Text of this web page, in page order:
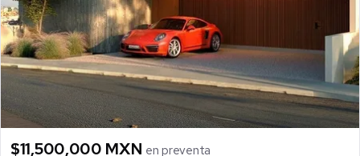
$11,500,000 MXN en preventa